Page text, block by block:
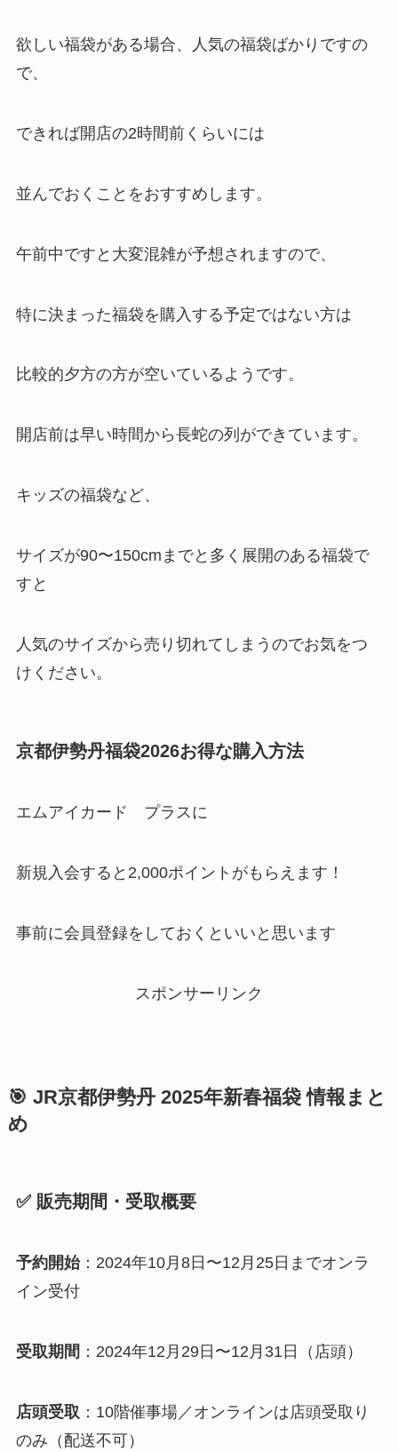
欲しい福袋がある場合、人気の福袋ばかりですの
で、
できれば開店の2時間前くらいには
並んでおくことをおすすめします。
午前中ですと大変混雑が予想されますので、
特に決まった福袋を購入する予定ではない方は
比較的夕方の方が空いているようです。
開店前は早い時間から長蛇の列ができています。
キッズの福袋など、
サイズが90〜150cmまでと多く展開のある福袋で
すと
人気のサイズから売り切れてしまうのでお気をつ
けください。
京都伊勢丹福袋2026お得な購入方法
エムアイカード プラスに
新規入会すると2,000ポイントがもらえます！
事前に会員登録をしておくといいと思います
スポンサーリンク
🎯 JR京都伊勢丹 2025年新春福袋 情報まと
め
✅ 販売期間・受取概要
予約開始：2024年10月8日〜12月25日までオンラ
イン受付
受取期間 ：2024年12月29日〜12月31日（店頭）
店頭受取 ：10階催事場／オンラインは店頭受取り
のみ（配送不可）